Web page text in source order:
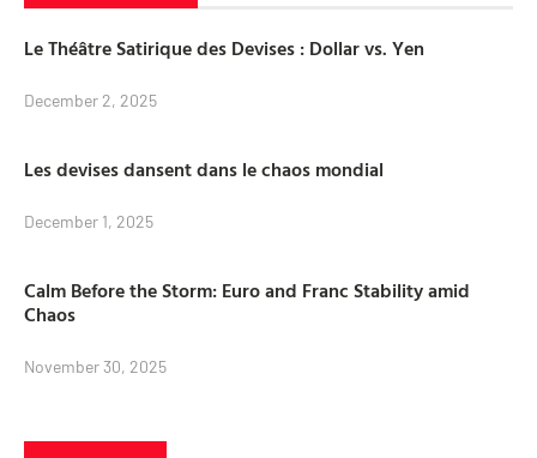
Le Théâtre Satirique des Devises : Dollar vs. Yen
December 2, 2025
Les devises dansent dans le chaos mondial
December 1, 2025
Calm Before the Storm: Euro and Franc Stability amid
Chaos
November 30, 2025